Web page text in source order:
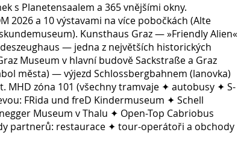
s Planetensaalem a 365 vnějšími okny.
2026 a 10 výstavami na více pobočkách (Alte
Kunsthaus Graz — »Friendly Alien«
— jedna z největších historických
Museum v hlavní budově Sackstraße a Graz
města) — výjezd Schlossbergbahnem (lanovka)
MHD zóna 101 (všechny tramvaje ✦ autobusy ✦ S-
FRida und freD Kindermuseum ✦ Schell
Museum v Thalu ✦ Open-Top Cabriobus
partnerů: restaurace ✦ tour-operátoři a obchody